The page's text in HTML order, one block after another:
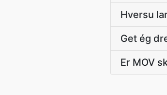
Hversu
Get ég
Er MOV